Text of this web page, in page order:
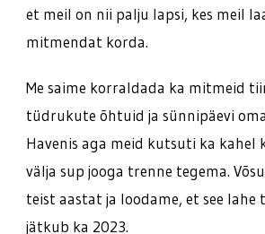
et meil on nii palju lapsi, kes meil
mitmendat korda.
Me saime korraldada ka mitmeid
tüdrukute õhtuid ja sünnipäevi
Havenis aga meid kutsuti ka kahel
välja sup jooga trenne tegema.
teist aastat ja loodame, et see lahe
jätkub ka 2023.